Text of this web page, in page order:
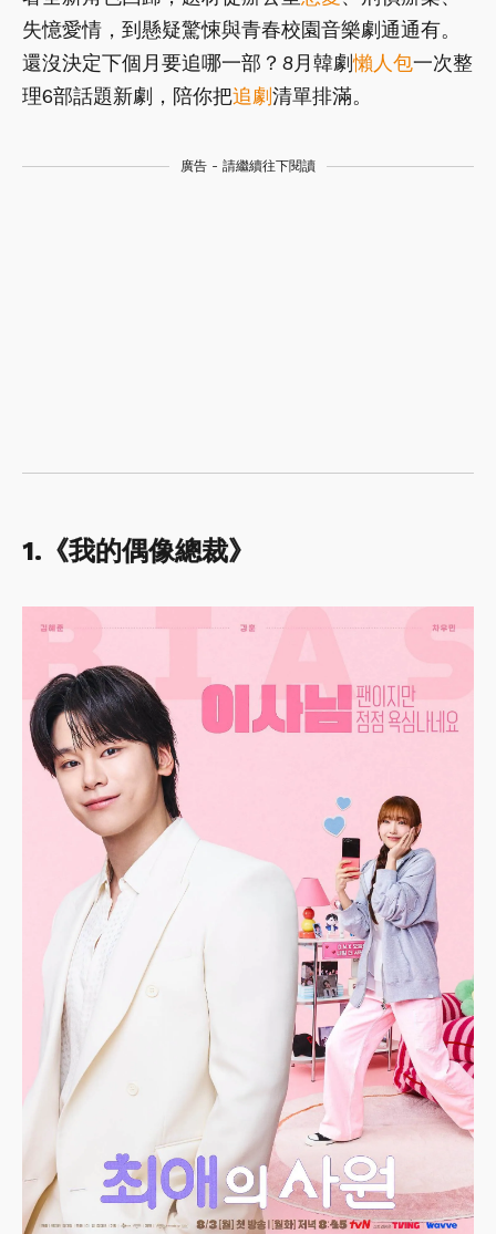
失憶愛情，到懸疑驚悚與青春校園音樂劇通通有。
還沒決定下個月要追哪一部？8月韓劇懶人包一次整
理6部話題新劇，陪你把追劇清單排滿。
廣告 - 請繼續往下閱讀
1.《我的偶像總裁》